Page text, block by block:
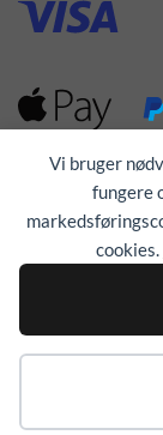
Vi bruger
fungere
cookies.
Alle rettigheder